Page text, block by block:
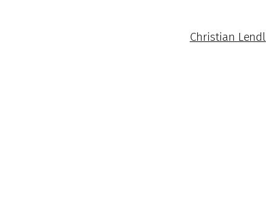
Christian Lendl